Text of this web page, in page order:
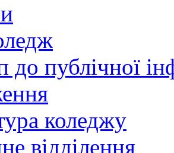
до публічної
коледжу
відділення